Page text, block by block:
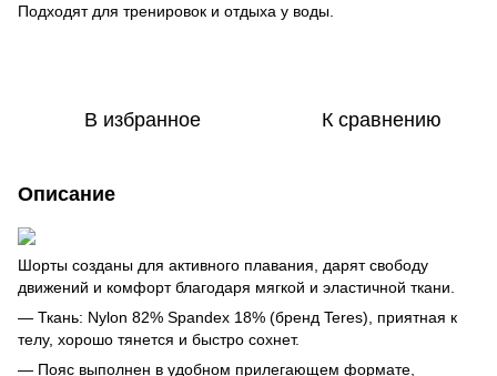
Подходят для тренировок и отдыха у воды.
В избранное К сравнению
Описание
Шорты созданы для активного плавания, дарят свободу
движений и комфорт благодаря мягкой и эластичной ткани.
— Ткань: Nylon 82% Spandex 18% (бренд Teres), приятная к
телу, хорошо тянется и быстро сохнет.
— Пояс выполнен в удобном прилегающем формате,